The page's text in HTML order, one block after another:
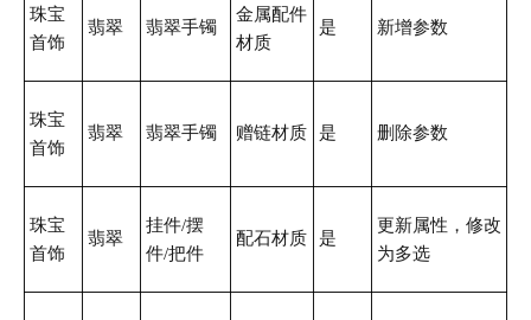
珠宝
首饰
翡翠 翡翠手镯
金属配件
材质
是 新增参数
珠宝
首饰
翡翠 翡翠手镯 赠链材质 是 删除参数
珠宝
首饰
翡翠
挂件/摆
件/把件
配石材质 是
更新属性，修改
为多选